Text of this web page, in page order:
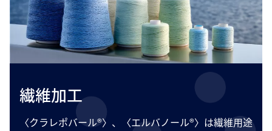
繊維加工
〈クラレポバール®〉、〈エルバノール®〉は繊維用途